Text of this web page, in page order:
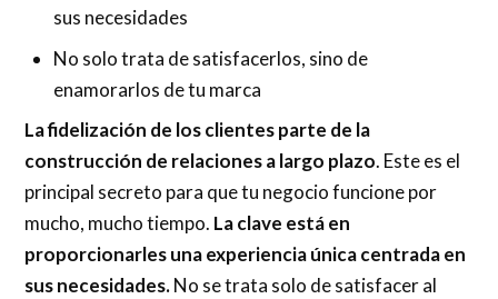
sus necesidades
No solo trata de satisfacerlos, sino de
enamorarlos de tu marca
La fidelización de los clientes parte de la
construcción de relaciones a largo plazo. Este es el
principal secreto para que tu negocio funcione por
mucho, mucho tiempo. La clave está en
proporcionarles una experiencia única centrada en
sus necesidades.No se trata solo de satisfacer al